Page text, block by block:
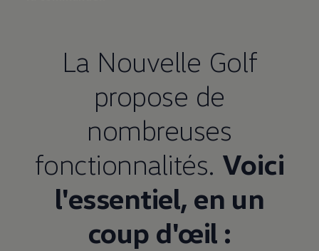
La Nouvelle Golf
propose de
nombreuses
fonctionnalités. Voici
l'essentiel, en un
coup d'œil :